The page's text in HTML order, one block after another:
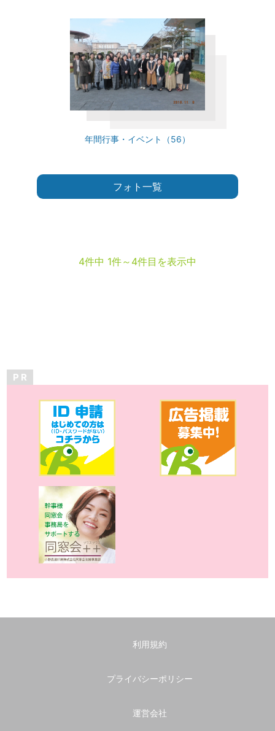
年間行事・イベント（56）
フォト一覧
4件中 1件～4件目を表示中
P R
利用規約
プライバシーポリシー
運営会社